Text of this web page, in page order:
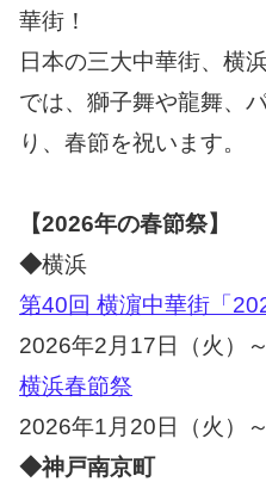
華街！
日本の三大中華街、横
では、獅子舞や龍舞、
り、春節を祝います。
【2026年の春節祭】
◆横浜
第40回 横濵中華街「
2026年2月17日（火）
横浜春節祭
2026年1月20日（火）
◆神戸南京町